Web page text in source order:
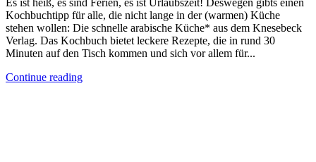
Es ist heiß, es sind Ferien, es ist Urlaubszeit! Deswegen gibts einen
Kochbuchtipp für alle, die nicht lange in der (warmen) Küche
stehen wollen: Die schnelle arabische Küche* aus dem Knesebeck
Verlag. Das Kochbuch bietet leckere Rezepte, die in rund 30
Minuten auf den Tisch kommen und sich vor allem für...
Continue reading